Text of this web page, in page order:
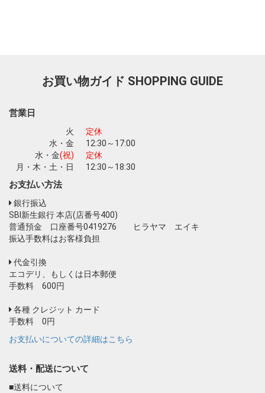
お買い物ガイド SHOPPING GUIDE
営業日
火
定休
水・金
12:30～17:00
水・金(祝)
定休
月・木・土・日
12:30～18:30
お支払い方法
銀行振込
SBI新生銀行 本店(店番号400)
普通預金 口座番号0419276 ヒラヤマ エイキ
振込手数料はお客様負担
代金引換
エコデリ、もしくは日本郵便
手数料 600円
各種 クレジット カード
手数料 0円
お支払いについての詳細はこちら
送料・配送について
■送料について